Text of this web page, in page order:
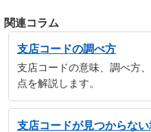
関連コラム
支店コードの調べ方
支店コードの意味、調べ方
点を解説します。
支店コードが見つからな